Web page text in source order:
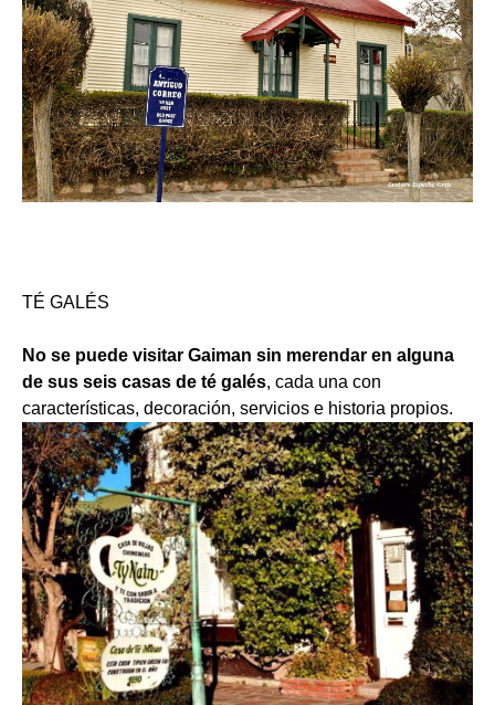
TÉ GALÉS
No se puede visitar Gaiman sin merendar en alguna
de sus seis casas de té galés, cada una con
características, decoración, servicios e historia propios.